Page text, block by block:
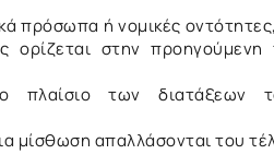
πρόσωπα ή νομικές
ορίζεται στην
πλαίσιο των
μίσθωση απαλλάσονται του